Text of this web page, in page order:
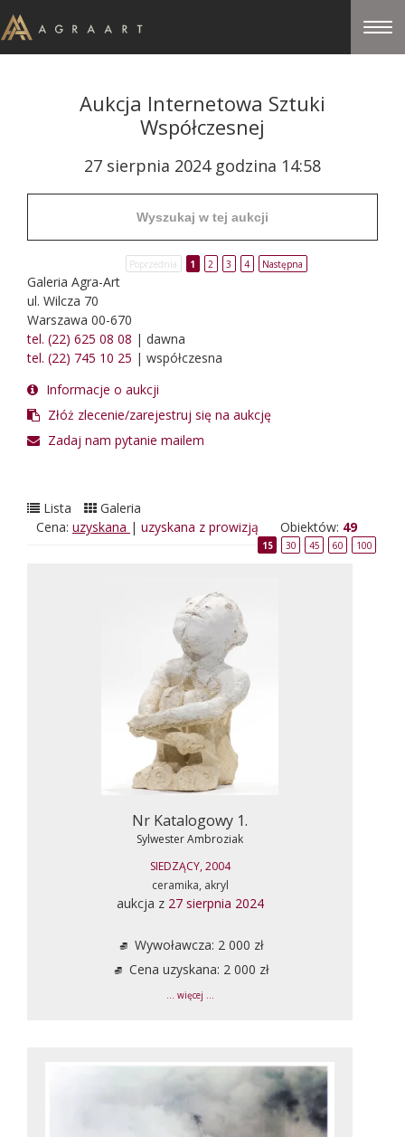
Aukcja Internetowa Sztuki
Współczesnej
27 sierpnia 2024 godzina 14:58
Poprzednia 1 2 3 4 Następna
Galeria Agra-Art
ul. Wilcza 70
Warszawa 00-670
tel. (22) 625 08 08 | dawna
tel. (22) 745 10 25 | współczesna
Informacje o aukcji
Złóż zlecenie/zarejestruj się na aukcję
Zadaj nam pytanie mailem
Lista
Galeria
Cena: uzyskana | uzyskana z prowizją Obiektów: 49
15 30 45 60 100
Nr Katalogowy 1.
Sylwester Ambroziak
SIEDZĄCY, 2004
ceramika, akryl
aukcja z 27 sierpnia 2024
Wywoławcza: 2 000 zł
Cena uzyskana: 2 000 zł
... więcej ...